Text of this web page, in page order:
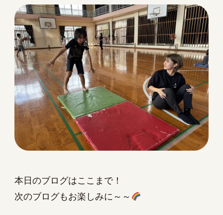
本日のブログはここまで！
次のブログもお楽しみに～～